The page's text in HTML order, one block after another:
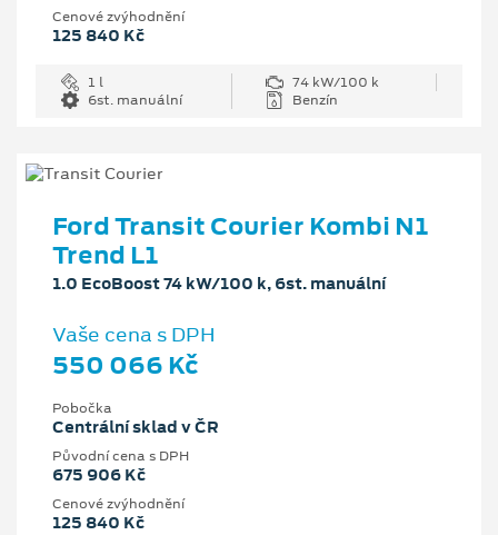
Cenové zvýhodnění
125 840 Kč
1 l
74 kW/100 k
6st. manuální
Benzín
Ford Transit Courier Kombi N1
Trend L1
1.0 EcoBoost 74 kW/100 k, 6st. manuální
Vaše cena s DPH
550 066 Kč
Pobočka
Centrální sklad v ČR
Původní cena s DPH
675 906 Kč
Cenové zvýhodnění
125 840 Kč